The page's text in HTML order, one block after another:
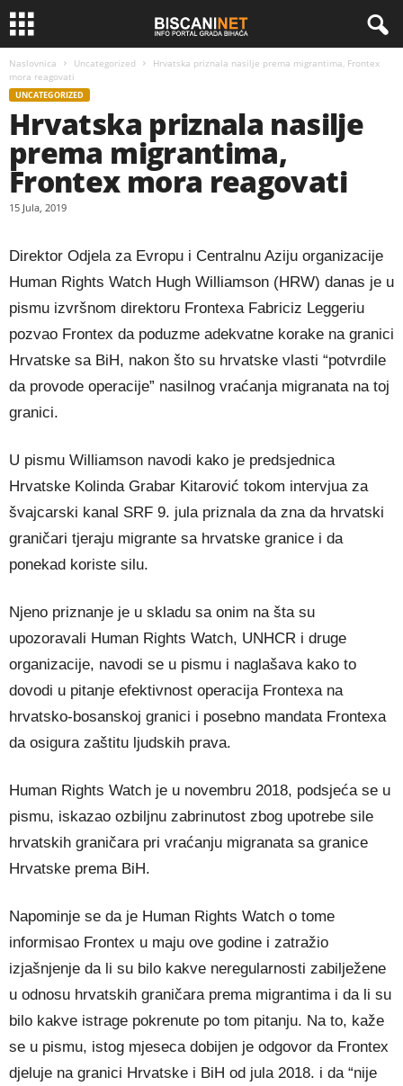
Naslovnica Uncategorized
Hrvatska priznala nasilje prema migrantima, Frontex
mora reagovati
UNCATEGORIZED
Hrvatska priznala nasilje
prema migrantima,
Frontex mora reagovati
15 Jula, 2019
Direktor Odjela za Evropu i Centralnu Aziju organizacije
Human Rights Watch Hugh Williamson (HRW) danas je u
pismu izvršnom direktoru Frontexa Fabriciz Leggeriu
pozvao Frontex da poduzme adekvatne korake na granici
Hrvatske sa BiH, nakon što su hrvatske vlasti “potvrdile
da provode operacije” nasilnog vraćanja migranata na toj
granici.
U pismu Williamson navodi kako je predsjednica
Hrvatske Kolinda Grabar Kitarović tokom intervjua za
švajcarski kanal SRF 9. jula priznala da zna da hrvatski
graničari tjeraju migrante sa hrvatske granice i da
ponekad koriste silu.
Njeno priznanje je u skladu sa onim na šta su
upozoravali Human Rights Watch, UNHCR i druge
organizacije, navodi se u pismu i naglašava kako to
dovodi u pitanje efektivnost operacija Frontexa na
hrvatsko-bosanskoj granici i posebno mandata Frontexa
da osigura zaštitu ljudskih prava.
Human Rights Watch je u novembru 2018, podsjeća se u
pismu, iskazao ozbiljnu zabrinutost zbog upotrebe sile
hrvatskih graničara pri vraćanju migranata sa granice
Hrvatske prema BiH.
Napominje se da je Human Rights Watch o tome
informisao Frontex u maju ove godine i zatražio
izjašnjenje da li su bilo kakve neregularnosti zabilježene
u odnosu hrvatskih graničara prema migrantima i da li su
bilo kakve istrage pokrenute po tom pitanju. Na to, kaže
se u pismu, istog mjeseca dobijen je odgovor da Frontex
djeluje na granici Hrvatske i BiH od jula 2018. i da “nije